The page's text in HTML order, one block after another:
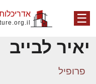
☰
יאיר לבייב
פרופיל